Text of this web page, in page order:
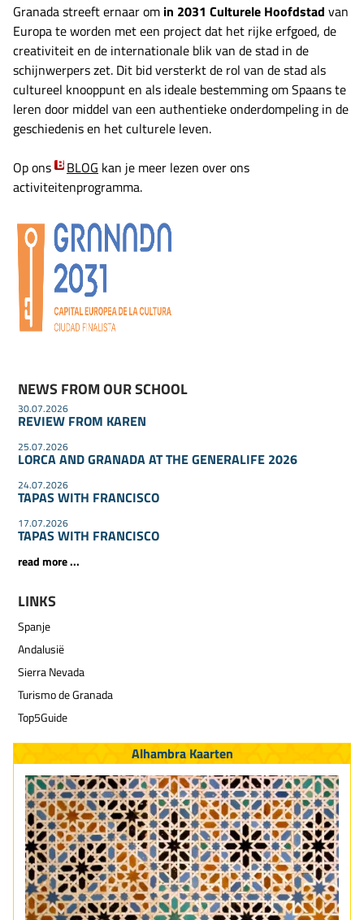
Granada streeft ernaar om in 2031 Culturele Hoofdstad van
Europa te worden met een project dat het rijke erfgoed, de
creativiteit en de internationale blik van de stad in de
schijnwerpers zet. Dit bid versterkt de rol van de stad als
cultureel knooppunt en als ideale bestemming om Spaans te
leren door middel van een authentieke onderdompeling in de
geschiedenis en het culturele leven.
Op ons
BLOG kan je meer lezen over ons
activiteitenprogramma.
NEWS FROM OUR SCHOOL
30.07.2026
REVIEW FROM KAREN
25.07.2026
LORCA AND GRANADA AT THE GENERALIFE 2026
24.07.2026
TAPAS WITH FRANCISCO
17.07.2026
TAPAS WITH FRANCISCO
read more ...
LINKS
Spanje
Andalusië
Sierra Nevada
Turismo de Granada
Top5Guide
Alhambra Kaarten